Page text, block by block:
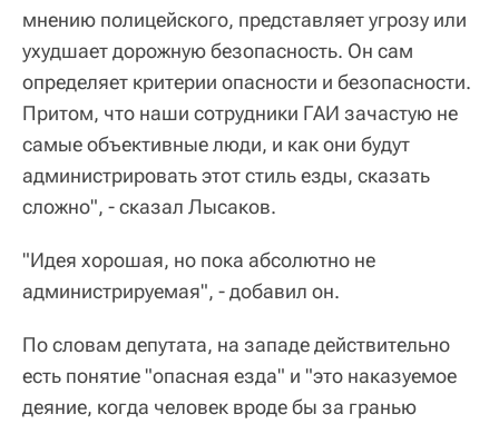
мнению полицейского, представляет угрозу или
ухудшает дорожную безопасность. Он сам
определяет критерии опасности и безопасности.
Притом, что наши сотрудники ГАИ зачастую не
самые объективные люди, и как они будут
администрировать этот стиль езды, сказать
сложно", - сказал Лысаков.
"Идея хорошая, но пока абсолютно не
администрируемая", - добавил он.
По словам депутата, на западе действительно
есть понятие "опасная езда" и "это наказуемое
деяние, когда человек вроде бы за гранью